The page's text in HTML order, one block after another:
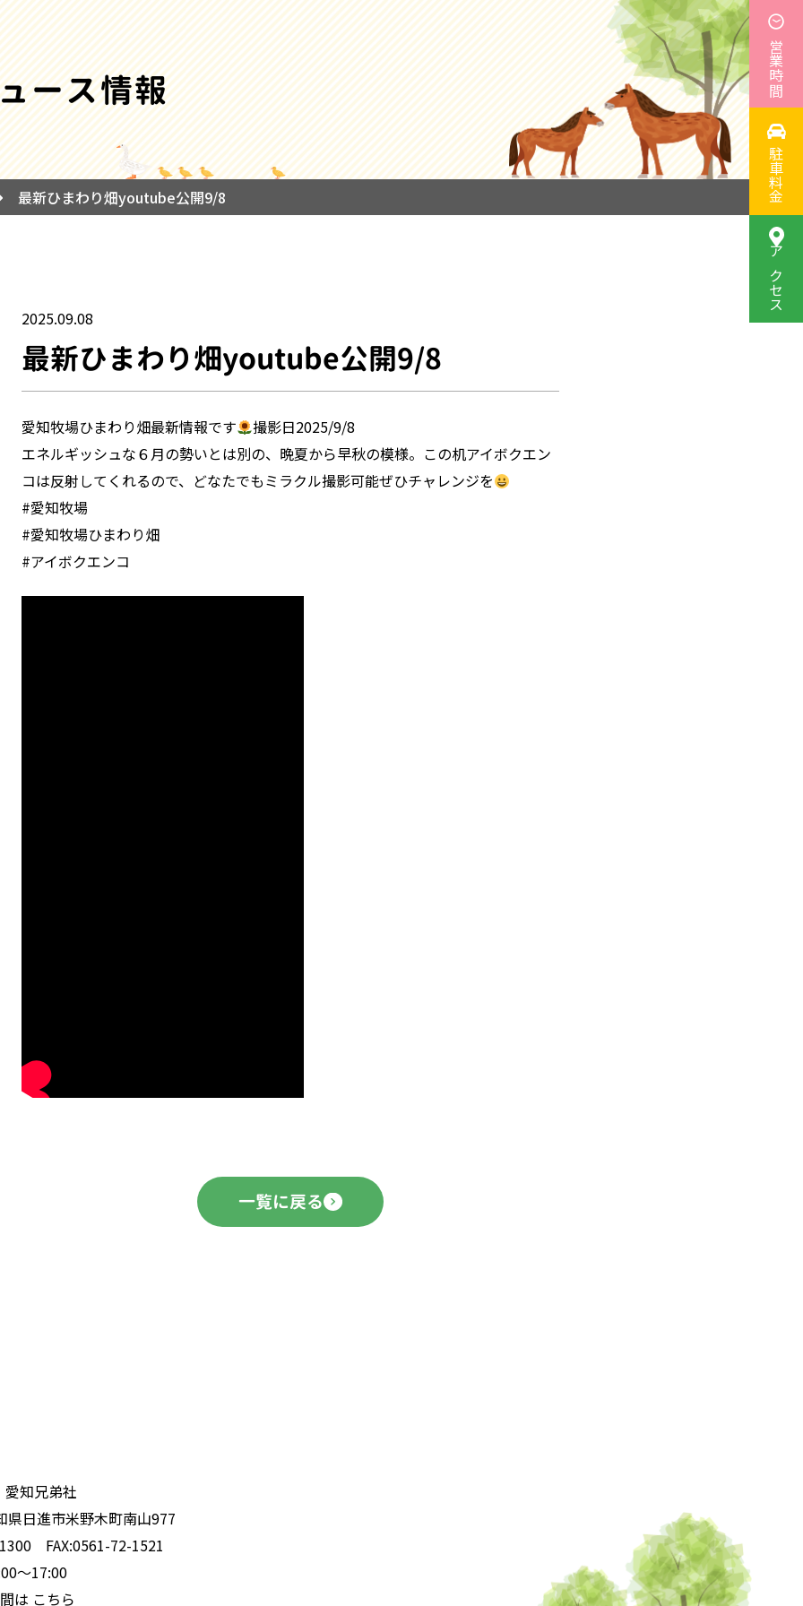
営業時間
駐車料金
アクセス
ース情報
最新ひまわり畑youtube公開9/8
2025.09.08
最新ひまわり畑youtube公開9/8
愛知牧場ひまわり畑最新情報です
撮影日2025/9/8
エネルギッシュな６月の勢いとは別の、晩夏から早秋の模様。この机アイボクエン
コは反射してくれるので、どなたでもミラクル撮影可能ぜひチャレンジを
#愛知牧場
#愛知牧場ひまわり畑
#アイボクエンコ
一覧に戻る
知兄弟社
県日進市米野木町南山977
FAX:0561-72-1521
〜17:00
は こちら